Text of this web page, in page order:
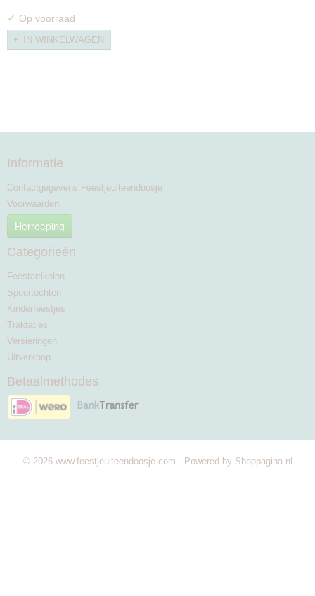
✓ Op voorraad
IN WINKELWAGEN
Informatie
Contactgegevens Feestjeuiteendoosje
Voorwaarden
Herroeping
Categorieën
Feestartikelen
Speurtochten
Kinderfeestjes
Traktaties
Versieringen
Uitverkoop
Betaalmethodes
© 2026 www.feestjeuiteendoosje.com - Powered by Shoppagina.nl